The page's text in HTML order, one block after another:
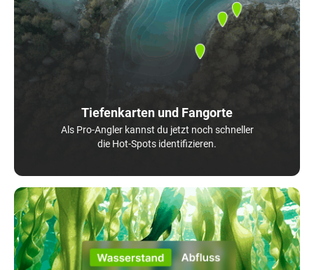
Tiefenkarten und Fangorte
Als Pro-Angler kannst du jetzt noch schneller
die Hot-Spots identifizieren.